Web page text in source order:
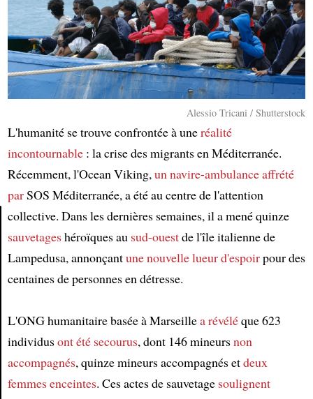
Article
Alessio Tricani / Shutterstock
L'humanité se trouve confrontée à uneréalité
incontournable: la crise des migrants en Méditerranée.
Récemment, l'Ocean Viking,un navire-ambulanceaffrété
parSOS Méditerranée, a été au centre de l'attention
collective. Dans les dernières semaines, il a mené quinze
sauvetageshéroïques au sud-ouestde l'île italienne de
Lampedusa, annonçantune nouvelle lueur d'espoirpour des
centaines de personnes en détresse.
L'ONG humanitaire basée à Marseillea révéléque 623
individusont été secourus, dont 146 mineursnon
accompagnés, quinze mineurs accompagnés etdeux
femmes enceintes. Ces actes de sauvetage soulignent